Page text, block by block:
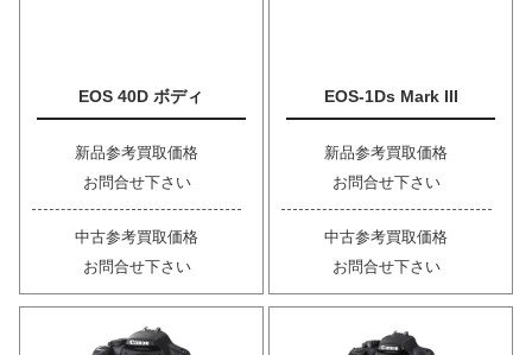
EOS 40D ボディ
新品参考買取価格
お問合せ下さい
中古参考買取価格
お問合せ下さい
EOS-1Ds Mark III
新品参考買取価格
お問合せ下さい
中古参考買取価格
お問合せ下さい